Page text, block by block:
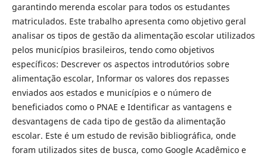
garantindo merenda escolar para todos os estudantes
matriculados. Este trabalho apresenta como objetivo geral
analisar os tipos de gestão da alimentação escolar utilizados
pelos municípios brasileiros, tendo como objetivos
específicos: Descrever os aspectos introdutórios sobre
alimentação escolar, Informar os valores dos repasses
enviados aos estados e municípios e o número de
beneficiados como o PNAE e Identificar as vantagens e
desvantagens de cada tipo de gestão da alimentação
escolar. Este é um estudo de revisão bibliográfica, onde
foram utilizados sites de busca, como Google Acadêmico e